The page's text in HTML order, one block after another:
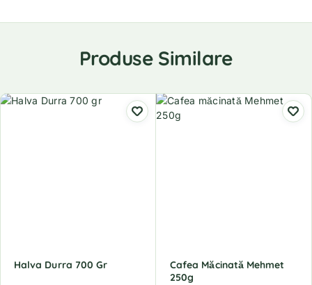
Produse Similare
Halva Durra 700 Gr
Cafea Măcinată Mehmet
250g